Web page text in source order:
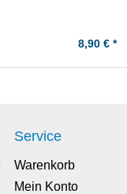
8,90 € *
Service
Warenkorb
Mein Konto